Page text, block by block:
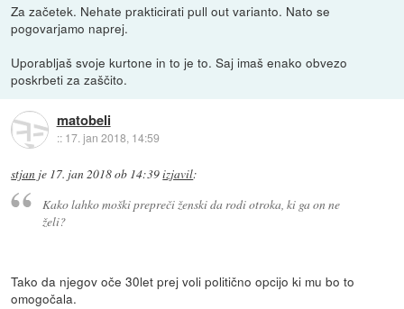
Za začetek. Nehate prakticirati pull out varianto. Nato se
pogovarjamo naprej.
Uporabljaš svoje kurtone in to je to. Saj imaš enako obvezo
poskrbeti za zaščito.
matobeli
:: 17. jan 2018, 14:59
stjan je 17. jan 2018 ob 14:39izjavil:
Kako lahko moški prepreči ženski da rodi otroka, ki ga on ne
želi?
Tako da njegov oče 30let prej voli politično opcijo ki mu bo to
omogočala.